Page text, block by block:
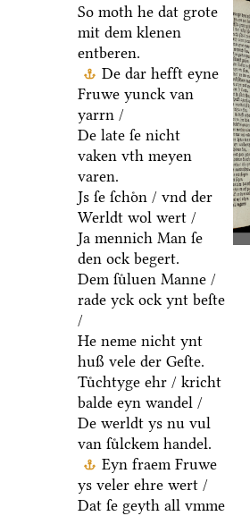
So moth he dat grote
mit dem klenen
entberen.
De dar hefft eyne
Fruwe yunck van
yarrn /
De late ſe nicht
vaken vth meyen
varen.
Js ſe ſchoͤn / vnd der
Werldt wol wert /
Ja mennich Man ſe
den ock begert.
Dem ſuͤluen Manne /
rade yck ock ynt beſte
/
He neme nicht ynt
huß vele der Geſte.
Tuͤchtyge ehr / kricht
balde eyn wandel /
De werldt ys nu vul
van ſuͤlckem handel.
Eyn fraem Fruwe
ys veler ehre wert /
Dat ſe geyth all vmme